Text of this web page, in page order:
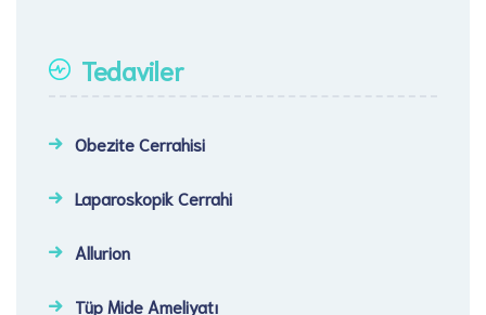
Tedaviler
Obezite Cerrahisi
Laparoskopik Cerrahi​
Allurion
Tüp Mide Ameliyatı